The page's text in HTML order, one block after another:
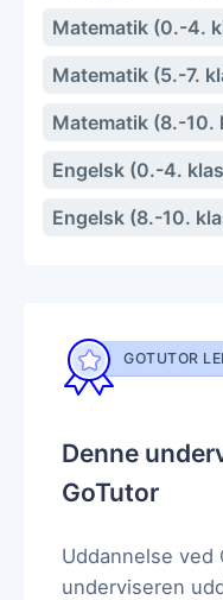
Matematik (0.-4.
Matematik (5.-7.
Matematik (8.-10.
Engelsk (0.-4.
Engelsk (8.-10.
GOTUTOR
Denne
GoTutor
Uddannelse
underviseren